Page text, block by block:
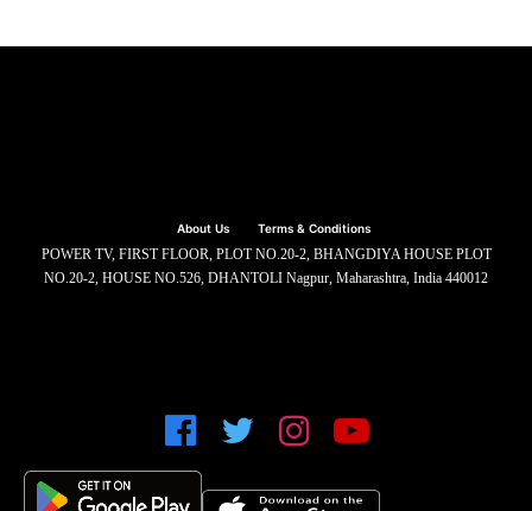
About Us Terms & Conditions
POWER TV, FIRST FLOOR, PLOT NO.20-2, BHANGDIYA HOUSE PLOT
NO.20-2, HOUSE NO.526, DHANTOLI Nagpur, Maharashtra, India 440012